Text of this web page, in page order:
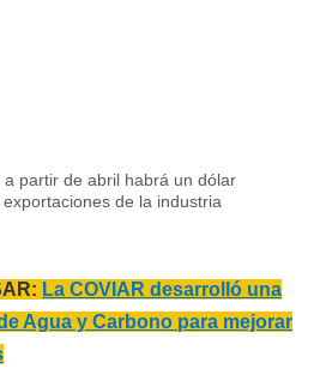
partir de abril habrá un dólar
de la industria
La COVIAR desarrolló una
Agua y Carbono para mejorar